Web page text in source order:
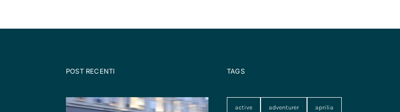
POST RECENTI TAGS
active adventurer aprilia